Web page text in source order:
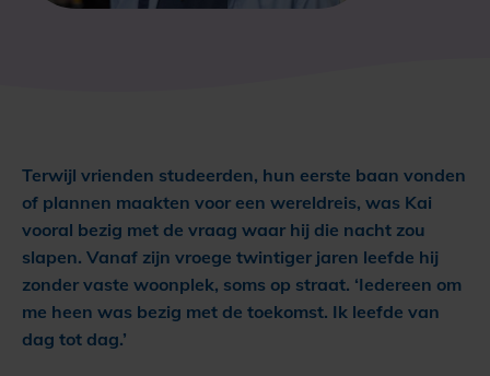
Terwijl vrienden studeerden, hun eerste baan vonden
of plannen maakten voor een wereldreis, was Kai
vooral bezig met de vraag waar hij die nacht zou
slapen. Vanaf zijn vroege twintiger jaren leefde hij
zonder vaste woonplek, soms op straat. ‘Iedereen om
me heen was bezig met de toekomst. Ik leefde van
dag tot dag.’